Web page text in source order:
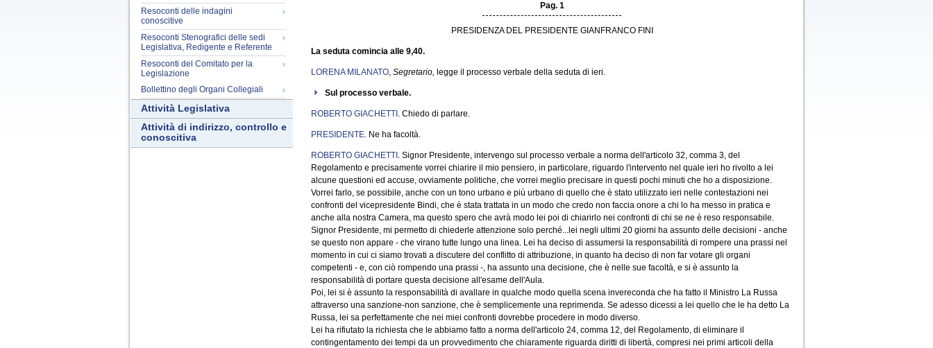
Resoconti delle indagini
conoscitive
Resoconti Stenografici delle sedi
Legislativa, Redigente e Referente
Resoconti del Comitato per la
Legislazione
Bollettino degli Organi Collegiali
Attività Legislativa
Attività di indirizzo, controllo e
conoscitiva
Pag. 1
PRESIDENZA DEL PRESIDENTE GIANFRANCO FINI
La seduta comincia alle 9,40.
LORENA MILANATO, Segretario, legge il processo verbale della seduta di ieri.
Sul processo verbale.
ROBERTO GIACHETTI . Chiedo di parlare.
PRESIDENTE. Ne ha facoltà.
ROBERTO GIACHETTI . Signor Presidente, intervengo sul processo verbale a norma dell'articolo 32, comma 3, del
Regolamento e precisamente vorrei chiarire il mio pensiero, in particolare, riguardo l'intervento nel quale ieri ho rivolto a lei
alcune questioni ed accuse, ovviamente politiche, che vorrei meglio precisare in questi pochi minuti che ho a disposizione.
Vorrei farlo, se possibile, anche con un tono urbano e più urbano di quello che è stato utilizzato ieri nelle contestazioni nei
confronti del vicepresidente Bindi, che è stata trattata in un modo che credo non faccia onore a chi lo ha messo in pratica e
anche alla nostra Camera, ma questo spero che avrà modo lei poi di chiarirlo nei confronti di chi se ne è reso responsabile.
Signor Presidente, mi permetto di chiederle attenzione solo perché...lei negli ultimi 20 giorni ha assunto delle decisioni - anche
se questo non appare - che virano tutte lungo una linea. Lei ha deciso di assumersi la responsabilità di rompere una prassi nel
momento in cui ci siamo trovati a discutere del conflitto di attribuzione, in quanto ha deciso di non far votare gli organi
competenti - e, con ciò rompendo una prassi -, ha assunto una decisione, che è nelle sue facoltà, e si è assunto la
responsabilità di portare questa decisione all'esame dell'Aula.
Poi, lei si è assunto la responsabilità di avallare in qualche modo quella scena invereconda che ha fatto il Ministro La Russa
attraverso una sanzione-non sanzione, che è semplicemente una reprimenda. Se adesso dicessi a lei quello che le ha detto La
Russa, lei sa perfettamente che nei miei confronti dovrebbe procedere in modo diverso.
Lei ha rifiutato la richiesta che le abbiamo fatto a norma dell'articolo 24, comma 12, del Regolamento, di eliminare il
contingentamento dei tempi da un provvedimento che chiaramente riguarda diritti di libertà, compresi nei primi articoli della